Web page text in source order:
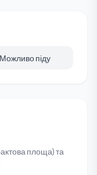
Можливо піду
площа) та